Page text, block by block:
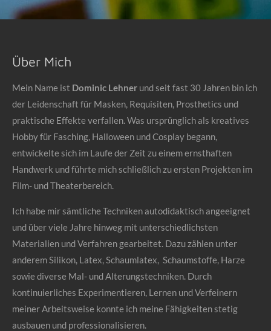
Über Mich
Mein Name ist Dominic Lehner und seit fast 30 Jahren bin ich
der Leidenschaft für Masken, Requisiten, Prosthetics und
praktische Effekte verfallen. Was ursprünglich als kreatives
Hobby für Fasching, Halloween und Cosplay begann,
entwickelte sich im Laufe der Zeit zu einem ernsthaften
Handwerk und führte mich schließlich zu ersten Projekten im
Film- und Theaterbereich.
Ich habe mir sämtliche Techniken autodidaktisch angeeignet
und über viele Jahre hinweg mit unterschiedlichsten
Materialien und Verfahren gearbeitet. Dazu zählen unter
anderem Silikon, Latex, Schaumlatex, Schaumstoffe, Harze
sowie diverse Mal- und Alterungstechniken. Durch
kontinuierliches Experimentieren, Lernen und Verfeinern
meiner Arbeitsweise konnte ich meine Fähigkeiten stetig
ausbauen und professionalisieren.